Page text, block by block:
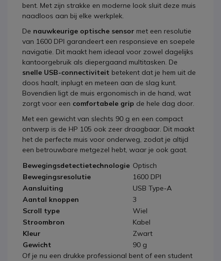
bent. Met zijn strakke en moderne look sluit deze muis
naadloos aan bij elke werkplek.
De nauwkeurige optische sensor met een resolutie
van 1600 DPI garandeert een responsieve en soepele
navigatie. Dit maakt hem ideaal voor zowel dagelijks
kantoorgebruik als diepergaand multitasken. De
snelle USB-connectiviteit betekent dat je hem uit de
doos haalt, inplugt en meteen aan de slag kunt.
Bovendien ligt de muis ergonomisch in de hand, wat
zorgt voor een comfortabele grip de hele dag door.
Met een gewicht van slechts 90 g en een compact
ontwerp is de HP 105 ook zeer draagbaar. Dit maakt
het de perfecte muis voor onderweg, zodat je altijd
een betrouwbare metgezel hebt, waar je ook gaat.
Bewegingsdetectietechnologie Optisch
Bewegingsresolutie
1600 DPI
Aansluiting
USB Type-A
Aantal knoppen
3
Scroll type
Wiel
Stroombron
Kabel
Kleur
Zwart
Gewicht
90 g
Of je nu een drukke professional bent of een student